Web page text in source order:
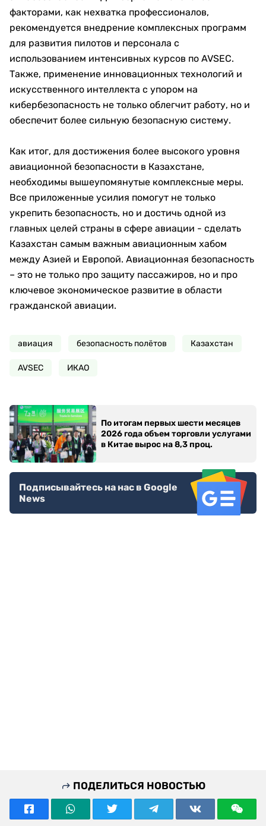
факторами, как нехватка профессионалов,
рекомендуется внедрение комплексных программ
для развития пилотов и персонала с
использованием интенсивных курсов по AVSEC.
Также, применение инновационных технологий и
искусственного интеллекта с упором на
кибербезопасность не только облегчит работу, но и
обеспечит более сильную безопасную систему.
Как итог, для достижения более высокого уровня
авиационной безопасности в Казахстане,
необходимы вышеупомянутые комплексные меры.
Все приложенные усилия помогут не только
укрепить безопасность, но и достичь одной из
главных целей страны в сфере авиации - сделать
Казахстан самым важным авиационным хабом
между Азией и Европой. Авиационная безопасность
– это не только про защиту пассажиров, но и про
ключевое экономическое развитие в области
гражданской авиации.
авиация безопасность полётов Казахстан
AVSEC ИКАО
По итогам первых шести месяцев
2026 года объем торговли услугами
в Китае вырос на 8,3 проц.
Подписывайтесь на нас в Google
News
ПОДЕЛИТЬСЯ НОВОСТЬЮ